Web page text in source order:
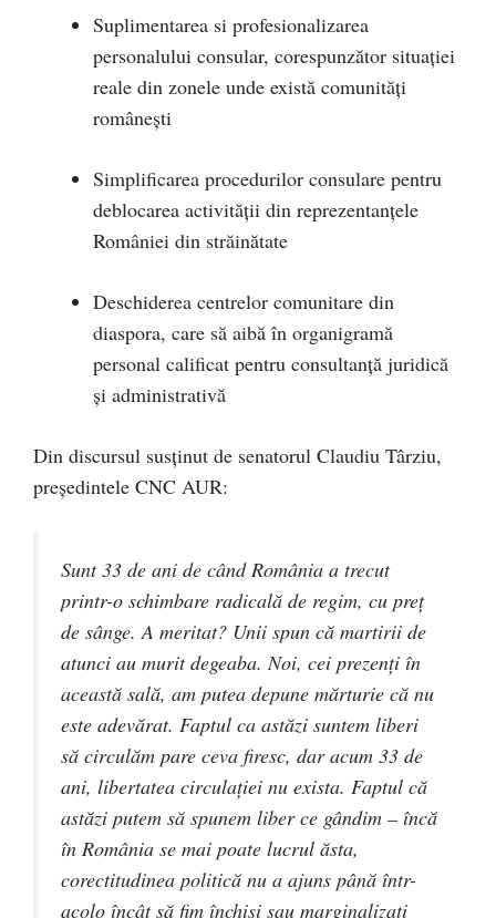
Suplimentarea si profesionalizarea
personalului consular, corespunzător situației
reale din zonele unde există comunități
românești
Simplificarea procedurilor consulare pentru
deblocarea activității din reprezentanțele
României din străinătate
Deschiderea centrelor comunitare din
diaspora, care să aibă în organigramă
personal calificat pentru consultanță juridică
și administrativă
Din discursul susținut de senatorul Claudiu Târziu,
președintele CNC AUR:
Sunt 33 de ani de când România a trecut
printr-o schimbare radicală de regim, cu preț
de sânge. A meritat? Unii spun că martirii de
atunci au murit degeaba. Noi, cei prezenți în
această sală, am putea depune mărturie că nu
este adevărat. Faptul ca astăzi suntem liberi
să circulăm pare ceva firesc, dar acum 33 de
ani, libertatea circulației nu exista. Faptul că
astăzi putem să spunem liber ce gândim – încă
în România se mai poate lucrul ăsta,
corectitudinea politică nu a ajuns până într-
acolo încât să fim închiși sau marginalizați